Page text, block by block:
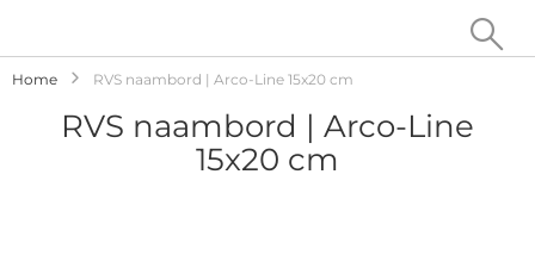
Home RVS naambord | Arco-Line 15x20 cm
RVS naambord | Arco-Line
15x20 cm